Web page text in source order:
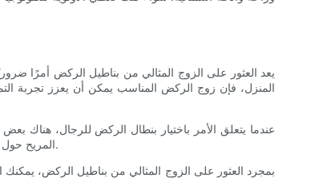
يعد العثور على الزوج المثالي من بناطيل الركض أمرًا
المنزل، فإن زوج الركض المناسب يمكن أن يعزز تجربة
عندما يتعلق الأمر باختيار بنطال الركض للرجال، هناك
المريح حول الوركين والفخذين، مع ساق مدببة قليلاً لمظهر أكثر حداثة. يجب أن تكون المادة ماصة للرطوبة وقابلة للتنفس، مما يسمح بتبخر العرق ويبقيك باردًا طوال التمرين.
بمجرد العثور على الزوج المثالي من بناطيل الركض،